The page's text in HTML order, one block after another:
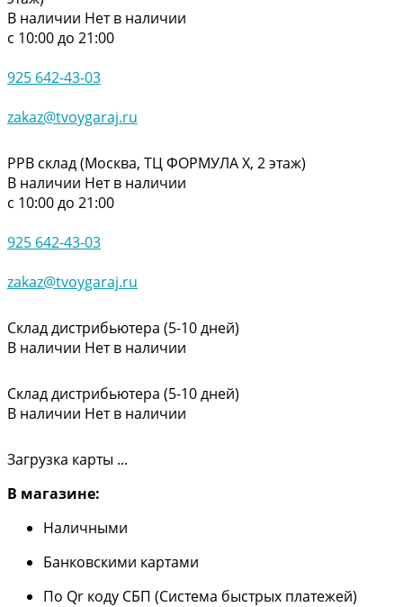
В наличии Нет в наличии
с 10:00 до 21:00
925 642-43-03
zakaz@tvoygaraj.ru
РРВ склад (Москва, ТЦ ФОРМУЛА Х, 2 этаж)
В наличии Нет в наличии
с 10:00 до 21:00
925 642-43-03
zakaz@tvoygaraj.ru
Склад дистрибьютера (5-10 дней)
В наличии Нет в наличии
Склад дистрибьютера (5-10 дней)
В наличии Нет в наличии
Загрузка карты ...
В магазине:
Наличными
Банковскими картами
По Qr коду СБП (Система быстрых платежей)